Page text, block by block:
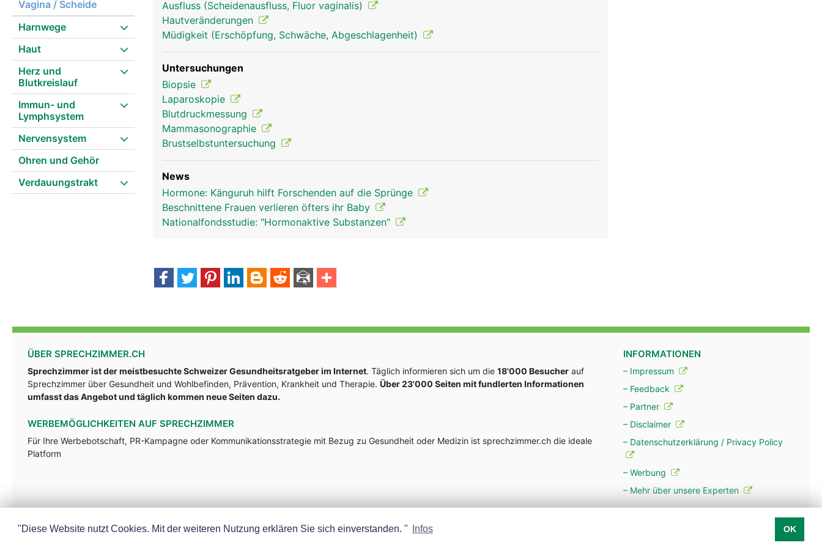
Vagina / Scheide
Harnwege
Haut
Herz und
Blutkreislauf
Immun- und
Lymphsystem
Nervensystem
Ohren und Gehör
Verdauungstrakt
Geschlechtsorgane Frau Geschlechtsorgane Mann
Ausfluss (Scheidenausfluss, Fluor vaginalis)
Hautveränderungen
Müdigkeit (Erschöpfung, Schwäche, Abgeschlagenheit)
Untersuchungen
Biopsie
Laparoskopie
Blutdruckmessung
Mammasonographie
Brustselbstuntersuchung
News
Hormone: Känguruh hilft Forschenden auf die Sprünge
Beschnittene Frauen verlieren öfters ihr Baby
Nationalfondsstudie: "Hormonaktive Substanzen"
ÜBER SPRECHZIMMER.CH
Sprechzimmer ist der meistbesuchte Schweizer Gesundheitsratgeber im Internet. Täglich informieren sich um die 18'000 Besucher auf
Sprechzimmer über Gesundheit und Wohlbefinden, Prävention, Krankheit und Therapie. Über 23'000 Seiten mit fundlerten Informationen
umfasst das Angebot und täglich kommen neue Seiten dazu.
WERBEMÖGLICHKEITEN AUF SPRECHZIMMER
Für Ihre Werbebotschaft, PR-Kampagne oder Kommunikationsstrategie mit Bezug zu Gesundheit oder Medizin ist sprechzimmer.ch die ideale
Platform
INFORMATIONEN
– Impressum
– Feedback
– Partner
– Disclaimer
– Datenschutzerklärung / Privacy Policy
– Werbung
– Mehr über unsere Experten
"Diese Website nutzt Cookies. Mit der weiteren Nutzung erklären Sie sich einverstanden. " Infos OK